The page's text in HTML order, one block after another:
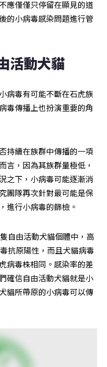
應僅僅只停留在顯見的道
的小病毒感染問題進行管
活動犬貓
病毒有可能不斷在石虎族
毒傳播上也扮演重要的角
持續在族群中傳播的一項
言，因為其族群量極低，
之下，小病毒可能逐漸消
團隊再次針對最可能是保
進行小病毒的篩檢。
自由活動犬貓個體中，高
抗原陽性，而且犬貓病毒
病毒株相同。感染率的差
確信自由活動犬貓就是小
貓所帶原的小病毒可以傳